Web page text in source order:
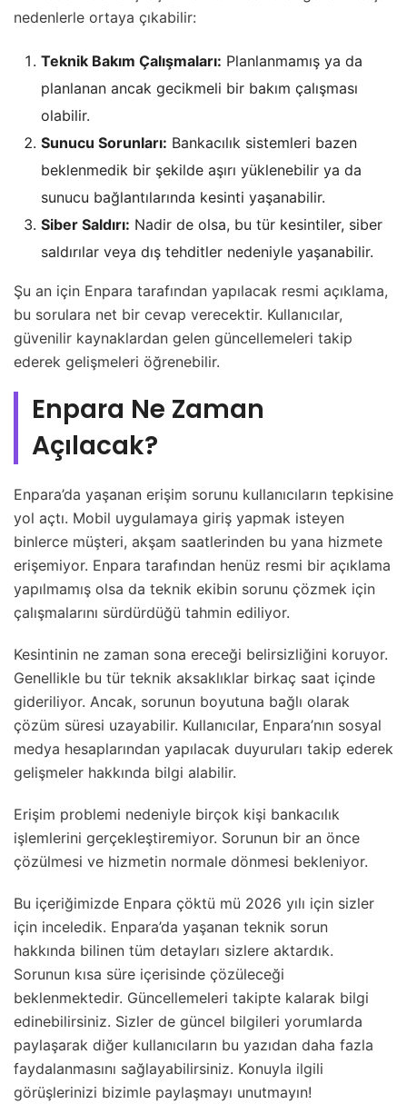
nedenlerle ortaya çıkabilir:
Teknik Bakım Çalışmaları: Planlanmamış ya da
planlanan ancak gecikmeli bir bakım çalışması
olabilir.
Sunucu Sorunları: Bankacılık sistemleri bazen
beklenmedik bir şekilde aşırı yüklenebilir ya da
sunucu bağlantılarında kesinti yaşanabilir.
Siber Saldırı: Nadir de olsa, bu tür kesintiler, siber
saldırılar veya dış tehditler nedeniyle yaşanabilir.
Şu an için Enpara tarafından yapılacak resmi açıklama,
bu sorulara net bir cevap verecektir. Kullanıcılar,
güvenilir kaynaklardan gelen güncellemeleri takip
ederek gelişmeleri öğrenebilir.
Enpara Ne Zaman
Açılacak?
Enpara’da yaşanan erişim sorunu kullanıcıların tepkisine
yol açtı. Mobil uygulamaya giriş yapmak isteyen
binlerce müşteri, akşam saatlerinden bu yana hizmete
erişemiyor. Enpara tarafından henüz resmi bir açıklama
yapılmamış olsa da teknik ekibin sorunu çözmek için
çalışmalarını sürdürdüğü tahmin ediliyor.
Kesintinin ne zaman sona ereceği belirsizliğini koruyor.
Genellikle bu tür teknik aksaklıklar birkaç saat içinde
gideriliyor. Ancak, sorunun boyutuna bağlı olarak
çözüm süresi uzayabilir. Kullanıcılar, Enpara’nın sosyal
medya hesaplarından yapılacak duyuruları takip ederek
gelişmeler hakkında bilgi alabilir.
Erişim problemi nedeniyle birçok kişi bankacılık
işlemlerini gerçekleştiremiyor. Sorunun bir an önce
çözülmesi ve hizmetin normale dönmesi bekleniyor.
Bu içeriğimizde Enpara çöktü mü 2026 yılı için sizler
için inceledik. Enpara’da yaşanan teknik sorun
hakkında bilinen tüm detayları sizlere aktardık.
Sorunun kısa süre içerisinde çözüleceği
beklenmektedir. Güncellemeleri takipte kalarak bilgi
edinebilirsiniz. Sizler de güncel bilgileri yorumlarda
paylaşarak diğer kullanıcıların bu yazıdan daha fazla
faydalanmasını sağlayabilirsiniz. Konuyla ilgili
görüşlerinizi bizimle paylaşmayı unutmayın!